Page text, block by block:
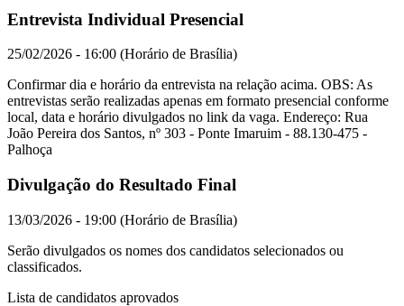
Entrevista Individual Presencial
25/02/2026 - 16:00 (Horário de Brasília)
Confirmar dia e horário da entrevista na relação acima. OBS: As
entrevistas serão realizadas apenas em formato presencial conforme
local, data e horário divulgados no link da vaga. Endereço: Rua
João Pereira dos Santos, nº 303 - Ponte Imaruim - 88.130-475 -
Palhoça
Divulgação do Resultado Final
13/03/2026 - 19:00 (Horário de Brasília)
Serão divulgados os nomes dos candidatos selecionados ou
classificados.
Lista de candidatos aprovados